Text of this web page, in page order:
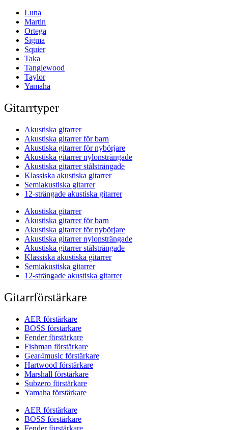
Luna
Martin
Ortega
Sigma
Squier
Taka
Tanglewood
Taylor
Yamaha
Gitarrtyper
Akustiska gitarrer
Akustiska gitarrer för barn
Akustiska gitarrer för nybörjare
Akustiska gitarrer nylonsträngade
Akustiska gitarrer stålsträngade
Klassiska akustiska gitarrer
Semiakustiska gitarrer
12-strängade akustiska gitarrer
Akustiska gitarrer
Akustiska gitarrer för barn
Akustiska gitarrer för nybörjare
Akustiska gitarrer nylonsträngade
Akustiska gitarrer stålsträngade
Klassiska akustiska gitarrer
Semiakustiska gitarrer
12-strängade akustiska gitarrer
Gitarrförstärkare
AER förstärkare
BOSS förstärkare
Fender förstärkare
Fishman förstärkare
Gear4music förstärkare
Hartwood förstärkare
Marshall förstärkare
Subzero förstärkare
Yamaha förstärkare
AER förstärkare
BOSS förstärkare
Fender förstärkare